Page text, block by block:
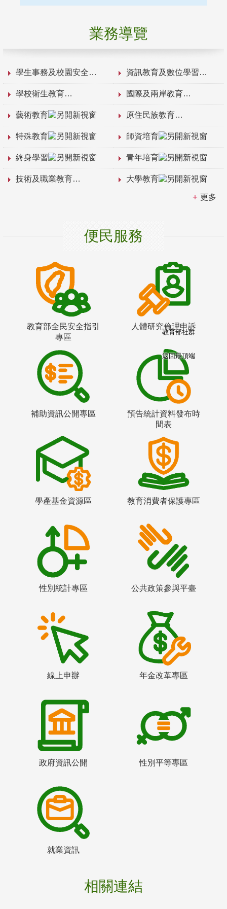
業務導覽
學生事務及校園安全 資訊教育及數位學習
學校衛生教育 國際及兩岸教育
藝術教育 原住民族教育
特殊教育 師資培育
終身學習 青年培育
技術及職業教育 大學教育
更多
便民服務
教育部全民安全指引
專區
人體研究倫理申訴
補助資訊公開專區
預告統計資料發布時
間表
學產基金資源區 教育消費者保護專區
性別統計專區 公共政策參與平臺
線上申辦 年金改革專區
政府資訊公開 性別平等專區
就業資訊
相關連結
教育部社群
返回最頂端